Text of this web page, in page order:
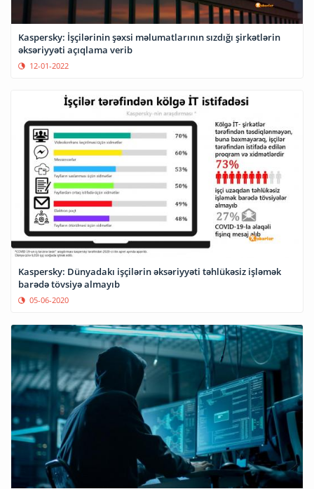
Kaspersky: İşçilərinin şəxsi məlumatlarının sızdığı şirkətlərin
əksəriyyəti açıqlama verib
12-01-2022
Kaspersky: Dünyadakı işçilərin əksəriyyəti təhlükəsiz işləmək
barədə tövsiyə almayıb
05-06-2020